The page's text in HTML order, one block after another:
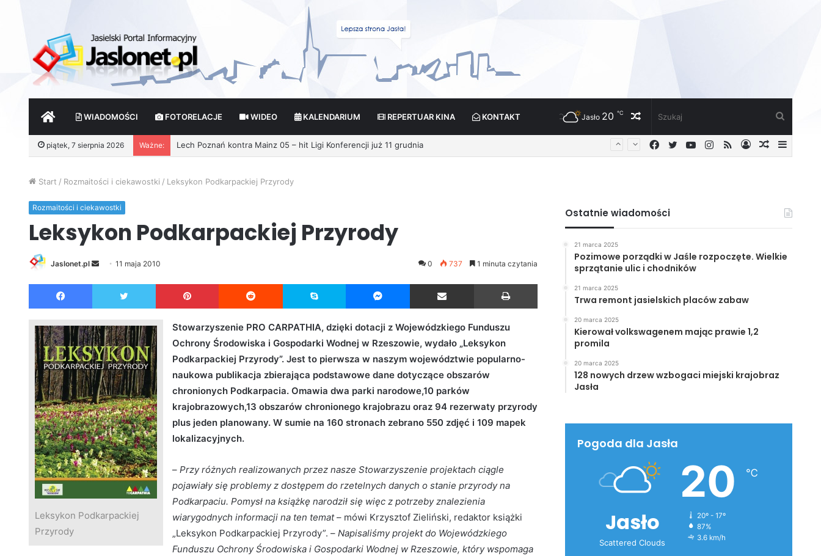
START WIADOMOŚCI FOTORELACJE WIDEO KALENDARIUM REPERTUAR KINA KONTAKT Losowy
artykuł
Jasło 20 ℃
piątek, 7 sierpnia 2026 Ważne: Lech Poznań kontra Mainz 05 – hit Ligi Konferencji już 11 grudnia
Losowy
Zaloguj
RSS
Instagram
YouTube
Twitter
Facebook
Start / Rozmaitości i ciekawostki / Leksykon Podkarpackiej Przyrody
Rozmaitości i ciekawostki
Leksykon Podkarpackiej Przyrody
Jaslonet.pl
d
n
e
m
a
i
l
11 maja 2010 0 737 1 minuta czytania
Facebook Twitter Pinterest Reddit Skype Messenger Udostępnij przez Email
Leksykon Podkarpackiej
Przyrody
Stowarzyszenie PRO CARPATHIA, dzięki dotacji z Wojewódzkiego Funduszu
Ochrony Środowiska i Gospodarki Wodnej w Rzeszowie, wydało „Leksykon
Podkarpackiej Przyrody”. Jest to pierwsza w naszym województwie popularno-
naukowa publikacja zbierająca podstawowe dane dotyczące obszarów
chronionych Podkarpacia. Omawia dwa parki narodowe,10 parków
krajobrazowych,13 obszarów chronionego krajobrazu oraz 94 rezerwaty przyrody
plus jeden planowany. W sumie na 160 stronach zebrano 550 zdjęć i 109 mapek
lokalizacyjnych.
– Przy różnych realizowanych przez nasze Stowarzyszenie projektach ciągle
pojawiały się problemy z dostępem do rzetelnych danych o stanie przyrody na
Podkarpaciu. Pomysł na książkę narodził się więc z potrzeby znalezienia
wiarygodnych informacji na ten temat– mówi Krzysztof Zieliński, redaktor książki
„Leksykon Podkarpackiej Przyrody”. – Napisaliśmy projekt do Wojewódzkiego
Funduszu Ochrony Środowiska i Gospodarki Wodnej w Rzeszowie, który wspomaga
Ostatnie wiadomości
21 marca 2025
Pozimowe porządki w Jaśle rozpoczęte. Wielkie
sprzątanie ulic i chodników
21 marca 2025
Trwa remont jasielskich placów zabaw
20 marca 2025
Kierował volkswagenem mając prawie 1,2
promila
20 marca 2025
128 nowych drzew wzbogaci miejski krajobraz
Jasła
Pogoda dla Jasła
Jasło
Scattered Clouds
20 ℃
20º - 17º
87%
3.6 km/h